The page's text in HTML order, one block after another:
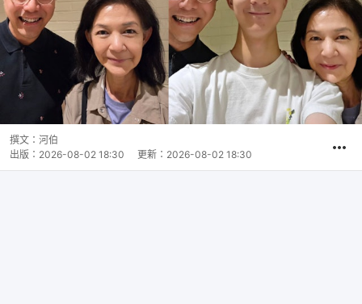
撰文： 河伯
出版： 2026-08-02 18:30 更新： 2026-08-02 18:30